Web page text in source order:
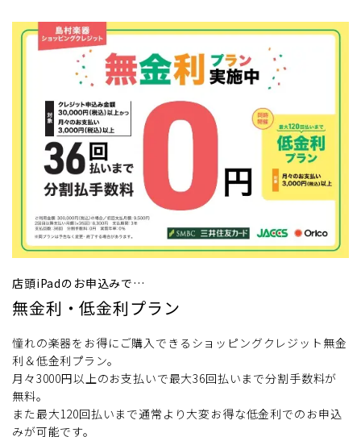
店頭iPadのお申込みで…
無金利・低金利プラン
憧れの楽器をお得にご購入できるショッピングクレジット無金
利＆低金利プラン。
月々3000円以上のお支払いで最大36回払いまで分割手数料が
無料。
また最大120回払いまで通常より大変お得な低金利でのお申込
みが可能です。